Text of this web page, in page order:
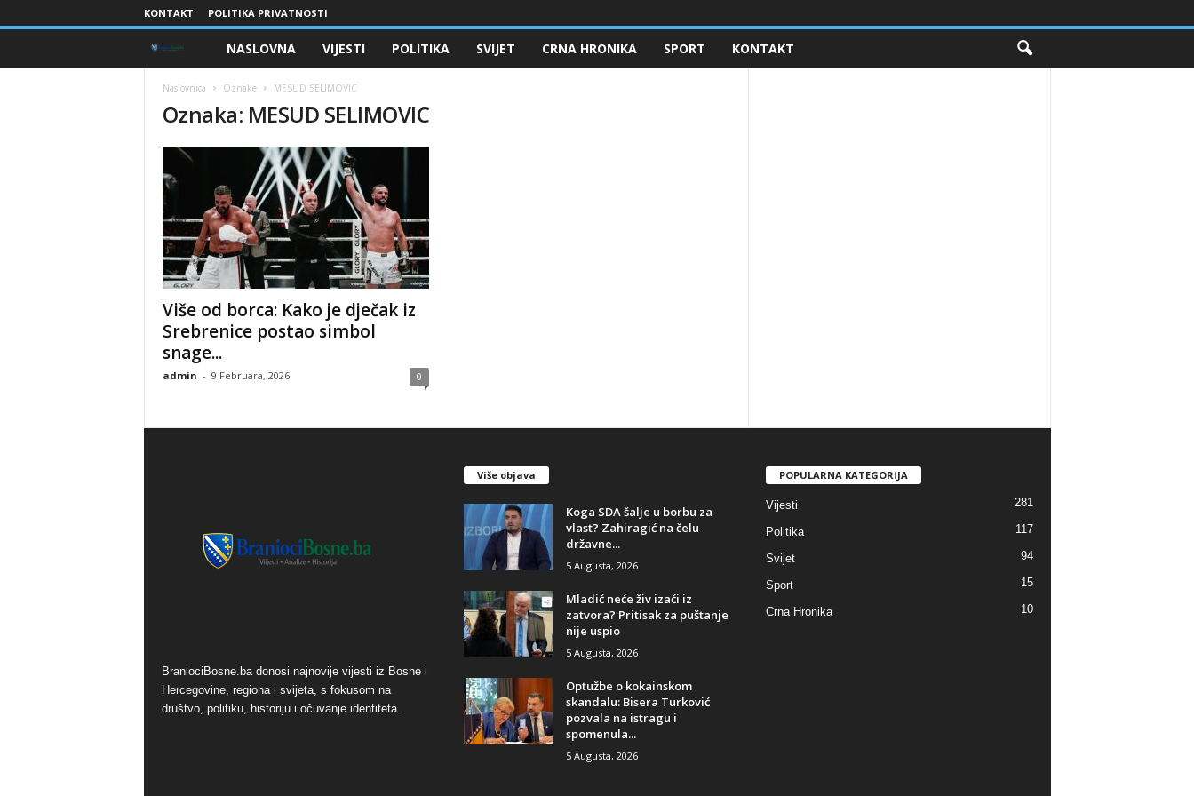
KONTAKT POLITIKA PRIVATNOSTI
r
a
i
o
c
B
NASLOVNA VIJESTI POLITIKA SVIJET CRNA HRONIKA SPORT KONTAKT
Naslovnica Oznake MESUD SELIMOVIC
Oznaka: MESUD SELIMOVIC
Više od borca: Kako je dječak iz
Srebrenice postao simbol
snage...
admin - 9 Februara, 2026 0
BraniociBosne.ba donosi najnovije vijesti iz Bosne i
Hercegovine, regiona i svijeta, s fokusom na
društvo, politiku, historiju i očuvanje identiteta.
Više objava
​Koga SDA šalje u borbu za
vlast? Zahiragić na čelu
državne...
5 Augusta, 2026
​Mladić neće živ izaći iz
zatvora? Pritisak za puštanje
nije uspio
5 Augusta, 2026
​Optužbe o kokainskom
skandalu: Bisera Turković
pozvala na istragu i
spomenula...
5 Augusta, 2026
POPULARNA KATEGORIJA
Vijesti 281
Politika 117
Svijet 94
Sport 15
Crna Hronika 10